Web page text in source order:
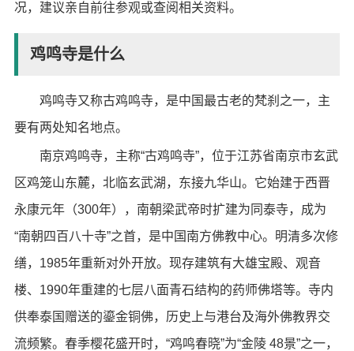
况，建议亲自前往参观或查阅相关资料。
鸡鸣寺是什么
鸡鸣寺又称古鸡鸣寺，是中国最古老的梵刹之一，主
要有两处知名地点。
南京鸡鸣寺，主称“古鸡鸣寺”，位于江苏省南京市玄武
区鸡笼山东麓，北临玄武湖，东接九华山。它始建于西晋
永康元年（300年），南朝梁武帝时扩建为同泰寺，成为
“南朝四百八十寺”之首，是中国南方佛教中心。明清多次修
缮，1985年重新对外开放。现存建筑有大雄宝殿、观音
楼、1990年重建的七层八面青石结构的药师佛塔等。寺内
供奉泰国赠送的鎏金铜佛，历史上与港台及海外佛教界交
流频繁。春季樱花盛开时，“鸡鸣春晓”为“金陵 48景”之一，